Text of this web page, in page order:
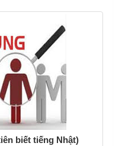
biết tiếng Nhật)